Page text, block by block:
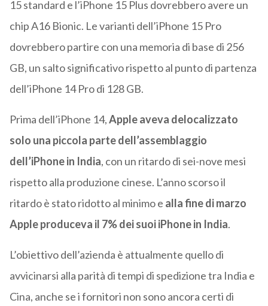
15 standard e l’iPhone 15 Plus dovrebbero avere un
chip A16 Bionic. Le varianti dell’iPhone 15 Pro
dovrebbero partire con una memoria di base di 256
GB, un salto significativo rispetto al punto di partenza
dell’iPhone 14 Pro di 128 GB.
Prima dell’iPhone 14,Apple aveva delocalizzato
solo una piccola parte dell’assemblaggio
dell’iPhone in India, con un ritardo di sei-nove mesi
rispetto alla produzione cinese. L’anno scorso il
ritardo è stato ridotto al minimo e alla fine di marzo
Apple produceva il 7% dei suoi iPhone in India.
L’obiettivo dell’azienda è attualmente quello di
avvicinarsi alla parità di tempi di spedizione tra India e
Cina, anche se i fornitori non sono ancora certi di